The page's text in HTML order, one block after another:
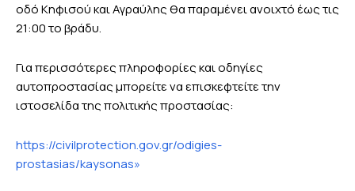
οδό Κηφισού και Αγραύλης θα παραμένει ανοιχτό έως τις
21:00 το βράδυ.
Για περισσότερες πληροφορίες και οδηγίες
αυτοπροστασίας μπορείτε να επισκεφτείτε την
ιστοσελίδα της πολιτικής προστασίας:
https://civilprotection.gov.gr/odigies-
prostasias/kaysonas»